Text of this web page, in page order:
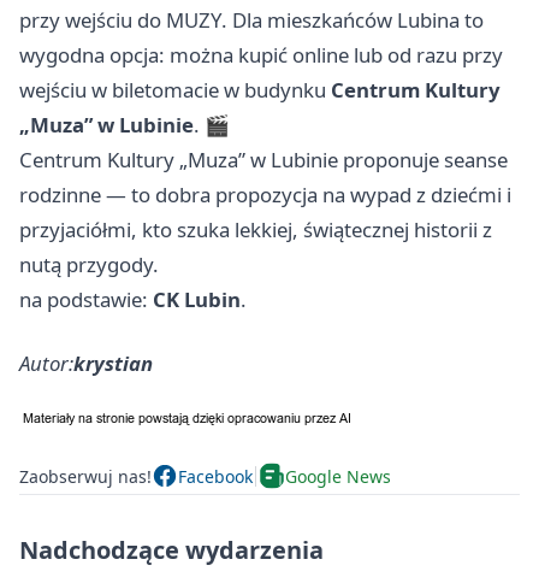
przy wejściu do MUZY. Dla mieszkańców Lubina to
wygodna opcja: można kupić online lub od razu przy
wejściu w biletomacie w budynku Centrum Kultury
„Muza” w Lubinie. 🎬
Centrum Kultury „Muza” w Lubinie proponuje seanse
rodzinne — to dobra propozycja na wypad z dziećmi i
przyjaciółmi, kto szuka lekkiej, świątecznej historii z
nutą przygody.
na podstawie: CK Lubin.
Autor:krystian
Zaobserwuj nas! Facebook Google News
Nadchodzące wydarzenia